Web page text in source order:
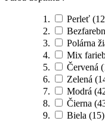
Perleť
Polárna
Mix
Červená
Zelená
Modrá
Čierna
Biela (15)